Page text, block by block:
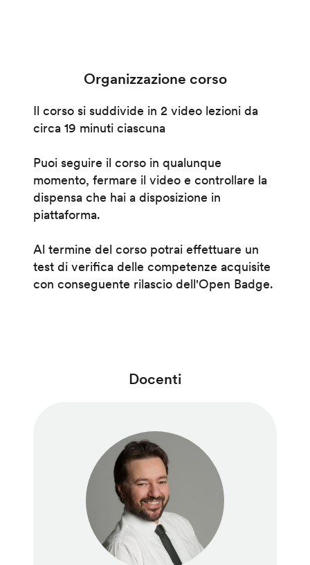
Organizzazione corso
Il corso si suddivide in 2 video lezioni da
circa 19 minuti ciascuna
Puoi seguire il corso in qualunque
momento, fermare il video e controllare la
dispensa che hai a disposizione in
piattaforma.
Al termine del corso potrai effettuare un
test di verifica delle competenze acquisite
con conseguente rilascio dell'Open Badge.
Docenti